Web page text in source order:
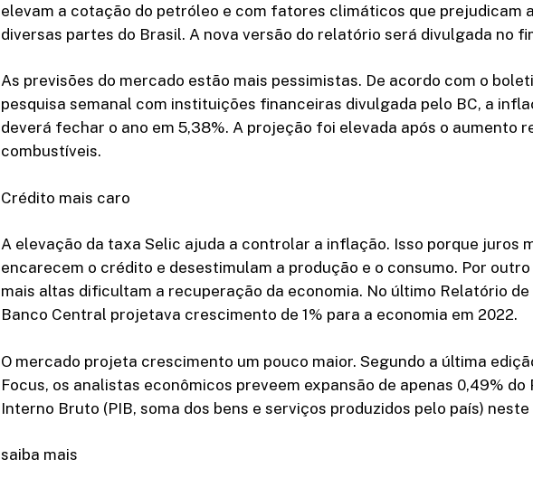
elevam a cotação do petróleo e com fatores climáticos que prejudicam
diversas partes do Brasil. A nova versão do relatório será divulgada no
As previsões do mercado estão mais pessimistas. De acordo com o
pesquisa semanal com instituições financeiras divulgada pelo BC, a
deverá fechar o ano em 5,38%. A projeção foi elevada após o aumento
combustíveis.
Crédito mais caro
A elevação da taxa Selic ajuda a controlar a inflação. Isso porque juros
encarecem o crédito e desestimulam a produção e o consumo. Por
mais altas dificultam a recuperação da economia. No último Relatório
Banco Central projetava crescimento de 1% para a economia em 2022.
O mercado projeta crescimento um pouco maior. Segundo a última
Focus, os analistas econômicos preveem expansão de apenas 0,49% do
Interno Bruto (PIB, soma dos bens e serviços produzidos pelo país) neste
saiba mais